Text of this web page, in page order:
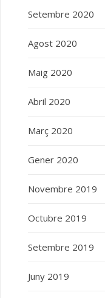
Setembre 2020
Agost 2020
Maig 2020
Abril 2020
Març 2020
Gener 2020
Novembre 2019
Octubre 2019
Setembre 2019
Juny 2019